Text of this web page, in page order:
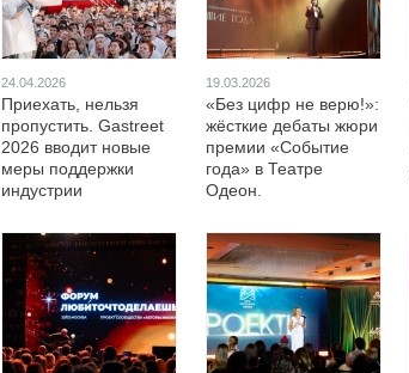
24.04.2026
Приехать, нельзя
пропустить. Gastreet
2026 вводит новые
меры поддержки
индустрии
19.03.2026
«Без цифр не верю!»:
жёсткие дебаты жюри
премии «Событие
года» в Театре
Одеон.